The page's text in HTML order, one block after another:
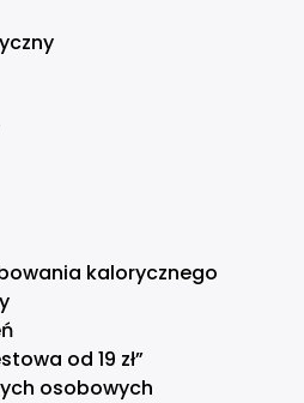
kalorycznego
od 19 zł”
osobowych